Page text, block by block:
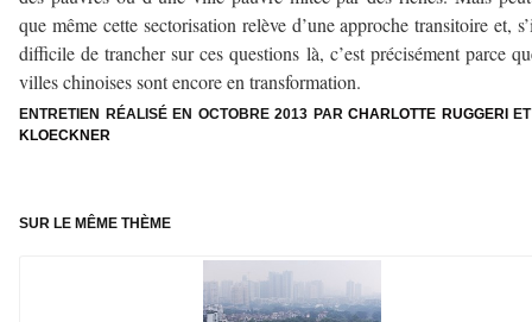
que même cette sectorisation relève d’une approche transitoire et,
difficile de trancher sur ces questions là, c’est précisément parce
villes chinoises sont encore en transformation.
ENTRETIEN RÉALISÉ EN OCTOBRE 2013 PARCHARLOTTE RUGGERI
KLOECKNER
SUR LE MÊME THÈME